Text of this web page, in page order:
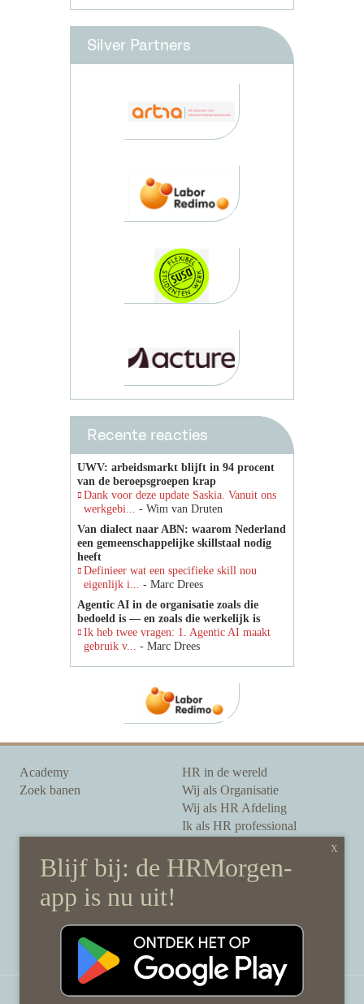
Silver Partners
Recente reacties
UWV: arbeidsmarkt blijft in 94 procent
van de beroepsgroepen krap
Dank voor deze update Saskia. Vanuit ons
werkgebi... - Wim van Druten
Van dialect naar ABN: waarom Nederland
een gemeenschappelijke skillstaal nodig
heeft
Definieer wat een specifieke skill nou
eigenlijk i... - Marc Drees
Agentic AI in de organisatie zoals die
bedoeld is — en zoals die werkelijk is
Ik heb twee vragen: 1. Agentic AI maakt
gebruik v... - Marc Drees
Academy
Zoek banen
HR in de wereld
Wij als Organisatie
Wij als HR Afdeling
Ik als HR professional
Onze auteurs
Onze partners
Sponsoring
Over HRMorgen
Disclaimer & gedragscode